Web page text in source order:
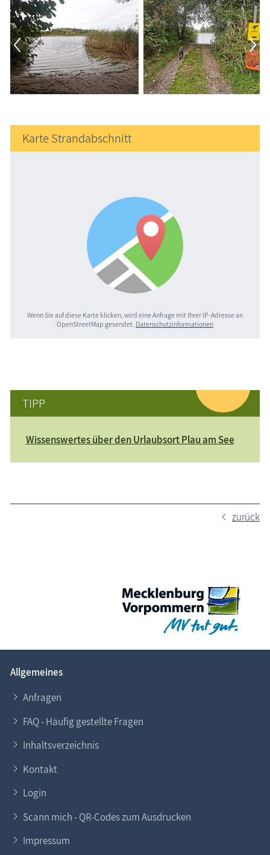
Karte Strandabschnitt
Wenn Sie auf diese Karte klicken, wird eine Anfrage mit Ihrer IP-Adresse an
OpenStreetMap gesendet. Datenschutzinformationen
TIPP
Wissenswertes über den Urlaubsort Plau am See
zurück
Allgemeines
Anfragen
FAQ - Häufig gestellte Fragen
Inhaltsverzeichnis
Kontakt
Login
Scann mich - QR-Codes zum Ausdrucken
Impressum